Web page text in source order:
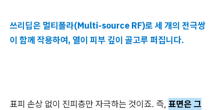
쓰리딥은 멀티폴라(Multi-source RF)로 세 개의 전극쌍
이 함께 작용하여, 열이 피부 깊이 골고루 퍼집니다.
표피 손상 없이 진피층만 자극하는 것이죠. 즉, 표면은 그